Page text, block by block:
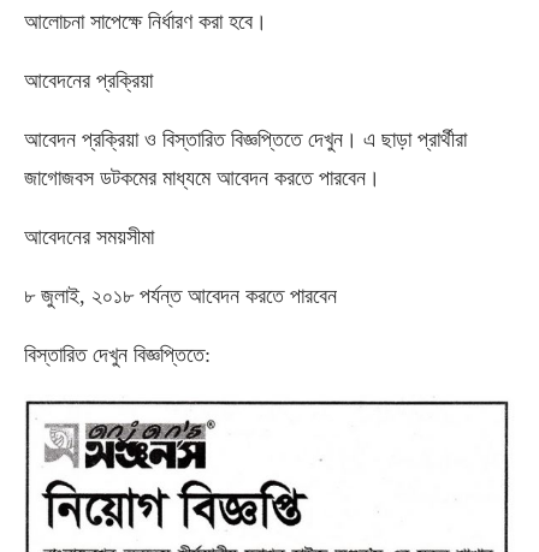
আলোচনা সাপেক্ষে নির্ধারণ করা হবে।
আবেদনের প্রক্রিয়া
আবেদন প্রক্রিয়া ও বিস্তারিত বিজ্ঞপ্তিতে দেখুন। এ ছাড়া প্রার্থীরা
জাগোজবস ডটকমের মাধ্যমে আবেদন করতে পারবেন।
আবেদনের সময়সীমা
৮ জুলাই, ২০১৮ পর্যন্ত আবেদন করতে পারবেন
বিস্তারিত দেখুন বিজ্ঞপ্তিতে: